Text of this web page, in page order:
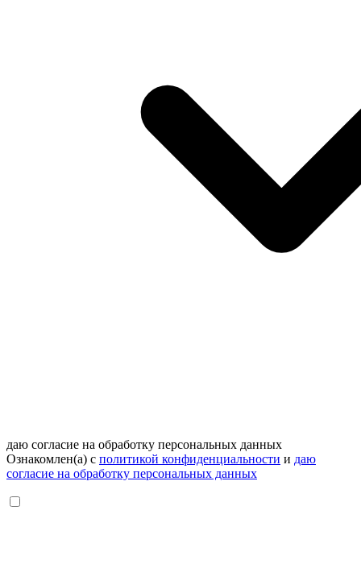
даю согласие на обработку персональных данных
Ознакомлен(а) с политикой конфиденциальности и даю
согласие на обработку персональных данных